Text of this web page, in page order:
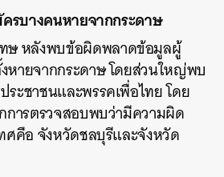
รบางคนหายจากกระดาษ
ษ หลังพบข้อผิดพลาดข้อมูลผู้
หายจากกระดาษ โดยส่วนใหญ่พบ
ะชาชนและพรรคเพื่อไทย โดย
การตรวจสอบพบว่ามีความผิด
ศคือ จังหวัดชลบุรีและจังหวัด